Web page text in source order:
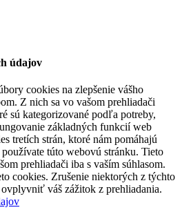
údajov
cookies na zlepšenie vášho
Z nich sa vo vašom prehliadači
sú kategorizované podľa potreby,
základných funkcií web
tretích strán, ktoré nám pomáhajú
túto webovú stránku. Tieto
prehliadači iba s vaším súhlasom.
cookies. Zrušenie niektorých z týchto
váš zážitok z prehliadania.